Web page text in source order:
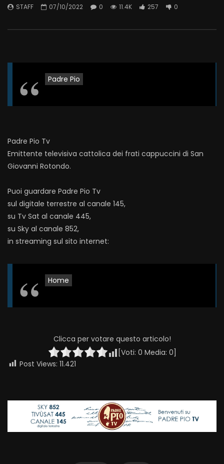
STAFF 07/10/2022 0 11.4K 257 0
Padre Pio
Padre Pio Tv
Emittente televisiva cattolica dei frati cappuccini di San
Giovanni Rotondo.
Puoi guardare Padre Pio Tv
sul digitale terrestre al canale 145,
su Tv Sat al canale 445,
su Sky al canale 852,
in streaming sul sito internet:
Home
Clicca per votare questo articolo!
[Voti: 0 Media: 0]
Post Views: 11.421